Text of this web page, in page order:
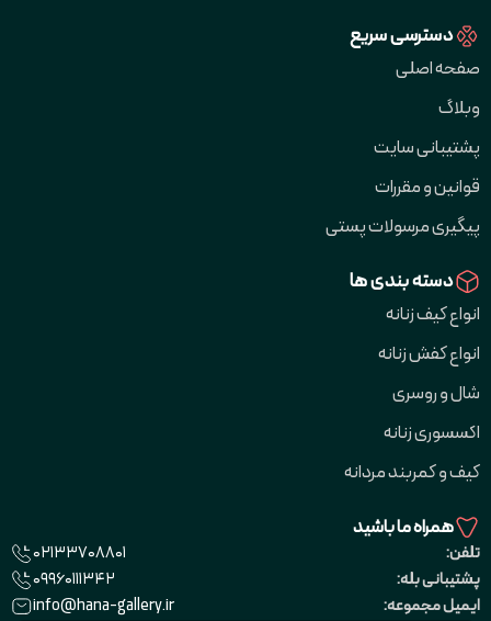
دسترسی سریع
صفحه اصلی
وبلاگ
پشتیبانی سایت
قوانین و مقررات
پیگیری مرسولات پستی
دسته بندی ها
انواع کیف زنانه
انواع کفش زنانه
شال و روسری
اکسسوری زنانه
کیف و کمربند مردانه
همراه ما باشید
تلفن:
02133708801
پشتیبانی بله:
09960111342
ایمیل مجموعه:
info@hana-gallery.ir